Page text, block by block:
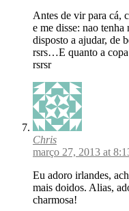
Antes de vir para cá,
e me disse: nao
disposto a ajudar, de
rsrs…E quanto a
rsrsr
Chris
março 27, 2013 at
Eu adoro irlandes,
mais doidos. Alias,
charmosa!